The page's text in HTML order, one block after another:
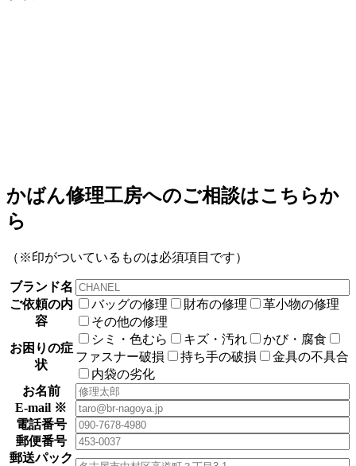
かばん修理工房へのご相談はこちらか
ら
（※印がついているものは必須項目です）
ブランド名
ご依頼の内
容
バッグの修理 財布の修理
革小物の修理
その他の修理
お困りの症
状
シミ・色むら キズ・汚れ
かび・腐食
ファスナー破損
持ち手の破損
金具の不具合
内袋の劣化
お名前
E-mail ※
電話番号
郵便番号
郵送パック